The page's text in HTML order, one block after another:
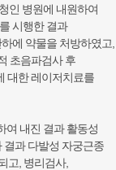
인 병원에 내원하여
시행한 결과
에 약물을 처방하였고,
초음파검사 후
대한 레이저치료를
여 내진 결과 활동성
결과 다발성 자궁근종
고, 병리검사,